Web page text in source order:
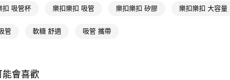
２．訂單
３．收到繳
付款後全家
扣 吸管杯 樂扣樂扣 吸管 樂扣樂扣 矽膠 樂扣樂扣 大容量
管 軟糖 舒適 吸管 攜帶
能會喜歡